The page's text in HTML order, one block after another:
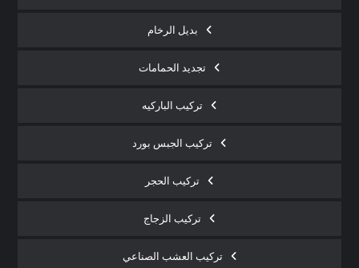
بديل الرخام
تجديد الحمامات
تركيب الباركيه
تركيب الجبس بورد
تركيب الحجر
تركيب الزجاج
تركيب العشب الصناعي